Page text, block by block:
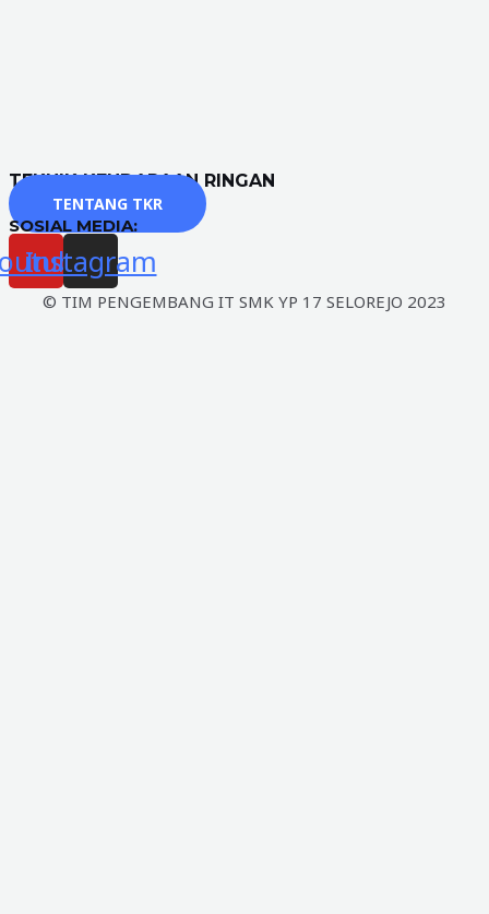
TEKNIK KENDARAAN RINGAN
TENTANG TKR
SOSIAL MEDIA:
Instagram
© TIM PENGEMBANG IT SMK YP 17 SELOREJO 2023